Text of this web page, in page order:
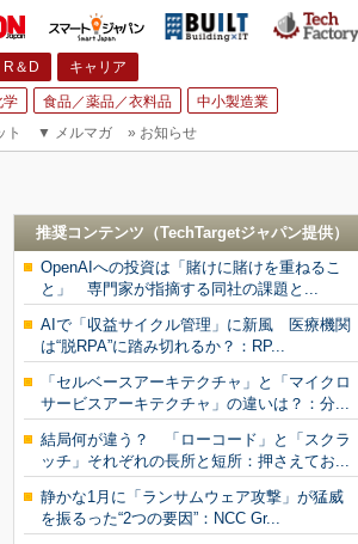
R＆D キャリア
学 食品／薬品／衣料品
中小製造業
ト ▼ メルマガ » お知らせ
推奨コンテンツ（TechTargetジャパン提供）
OpenAIへの投資は「賭けに賭けを重ねるこ
と」 専門家が指摘する同社の課題と...
AIで「収益サイクル管理」に新風 医療機関
は“脱RPA”に踏み切れるか？：RP...
「セルベースアーキテクチャ」と「マイクロ
サービスアーキテクチャ」の違いは？：分...
結局何が違う？ 「ローコード」と「スクラ
ッチ」それぞれの長所と短所：押さえてお...
静かな1月に「ランサムウェア攻撃」が猛威
を振るった“2つの要因”：NCC Gr...